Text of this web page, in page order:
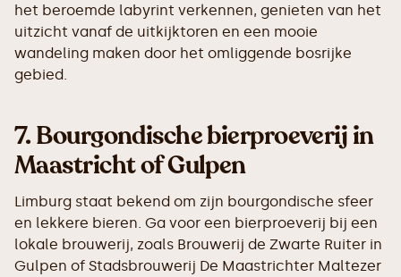
het beroemde labyrint verkennen, genieten van het
uitzicht vanaf de uitkijktoren en een mooie
wandeling maken door het omliggende bosrijke
gebied.
7.Bourgondische bierproeverij in
Maastricht of Gulpen
Limburg staat bekend om zijn bourgondische sfeer
en lekkere bieren. Ga voor een bierproeverij bij een
lokale brouwerij, zoals Brouwerij de Zwarte Ruiter in
Gulpen of Stadsbrouwerij De Maastrichter Maltezer